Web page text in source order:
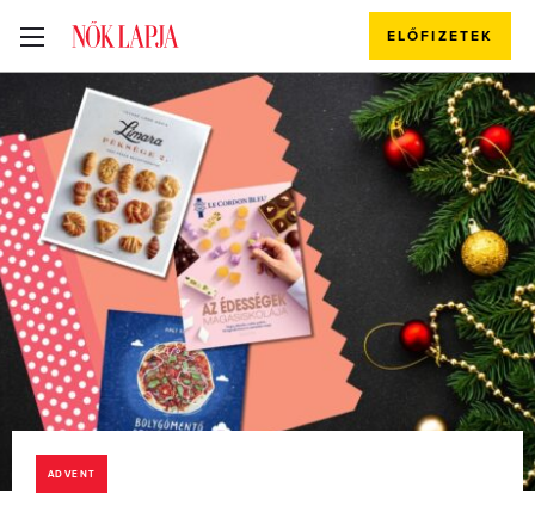
ELŐFIZETEK
ADVENT